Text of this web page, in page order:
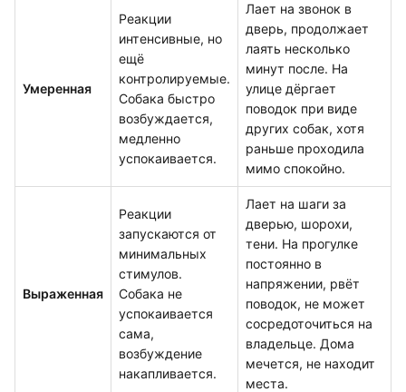
Умеренная
Реакции
интенсивные, но
ещё
контролируемые.
Собака быстро
возбуждается,
медленно
успокаивается.
Лает на звонок в
дверь, продолжает
лаять несколько
минут после. На
улице дёргает
поводок при виде
других собак, хотя
раньше проходила
мимо спокойно.
Выраженная
Реакции
запускаются от
минимальных
стимулов.
Собака не
успокаивается
сама,
возбуждение
накапливается.
Лает на шаги за
дверью, шорохи,
тени. На прогулке
постоянно в
напряжении, рвёт
поводок, не может
сосредоточиться на
владельце. Дома
мечется, не находит
места.